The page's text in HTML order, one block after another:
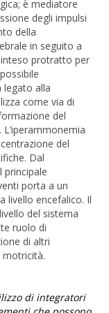
è mediatore
degli impulsi
della
in seguito a
protratto per
legato alla
come via di
del
del
Dal
porta a un
livello encefalico. Il
del sistema
ruolo di
di altri
di integratori